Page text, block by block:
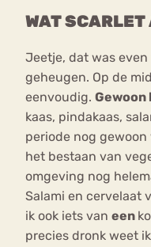
WAT
Jeetje, dat was
geheugen. Op de
eenvoudig. Gewoon
kaas, pindakaas,
periode nog
het bestaan van
omgeving nog
Salami en cervelaat
ik ook iets van een
precies dronk weet